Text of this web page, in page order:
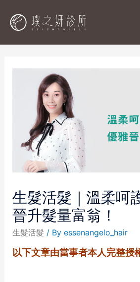
生髮活髮｜溫柔呵
晉升髮量富翁！
生髮活髮 / By essenangelo_hair
以下文章由當事者本人完整授